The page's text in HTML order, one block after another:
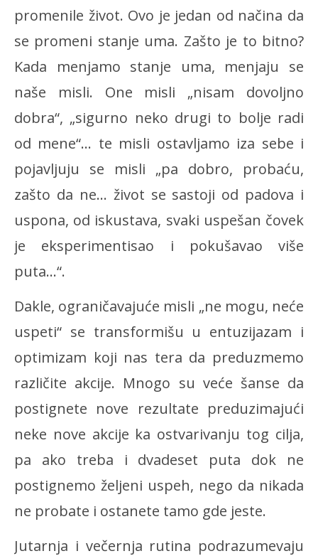
promenile život. Ovo je jedan od načina da
se promeni stanje uma. Zašto je to bitno?
Kada menjamo stanje uma, menjaju se
naše misli. One misli „nisam dovoljno
dobra“, „sigurno neko drugi to bolje radi
od mene“… te misli ostavljamo iza sebe i
pojavljuju se misli „pa dobro, probaću,
zašto da ne… život se sastoji od padova i
uspona, od iskustava, svaki uspešan čovek
je eksperimentisao i pokušavao više
puta…“.
Dakle, ograničavajuće misli „ne mogu, neće
uspeti“ se transformišu u entuzijazam i
optimizam koji nas tera da preduzmemo
različite akcije. Mnogo su veće šanse da
postignete nove rezultate preduzimajući
neke nove akcije ka ostvarivanju tog cilja,
pa ako treba i dvadeset puta dok ne
postignemo željeni uspeh, nego da nikada
ne probate i ostanete tamo gde jeste.
Jutarnja i večernja rutina podrazumevaju